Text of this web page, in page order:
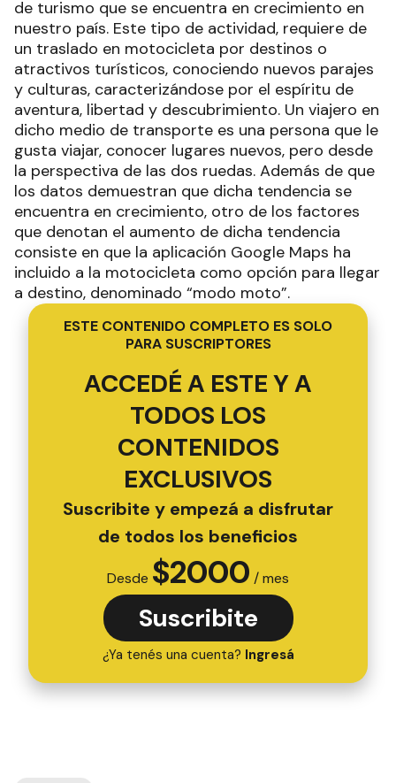
de turismo que se encuentra en crecimiento en
nuestro país. Este tipo de actividad, requiere de
un traslado en motocicleta por destinos o
atractivos turísticos, conociendo nuevos parajes
y culturas, caracterizándose por el espíritu de
aventura, libertad y descubrimiento. Un viajero en
dicho medio de transporte es una persona que le
gusta viajar, conocer lugares nuevos, pero desde
la perspectiva de las dos ruedas. Además de que
los datos demuestran que dicha tendencia se
encuentra en crecimiento, otro de los factores
que denotan el aumento de dicha tendencia
consiste en que la aplicación Google Maps ha
incluido a la motocicleta como opción para llegar
a destino, denominado “modo moto”.
ESTE CONTENIDO COMPLETO ES SOLO
PARA SUSCRIPTORES
ACCEDÉ A ESTE Y A
TODOS LOS
CONTENIDOS
EXCLUSIVOS
Suscribite y empezá a disfrutar
de todos los beneficios
Desde $2000 / mes
Suscribite
¿Ya tenés una cuenta? Ingresá